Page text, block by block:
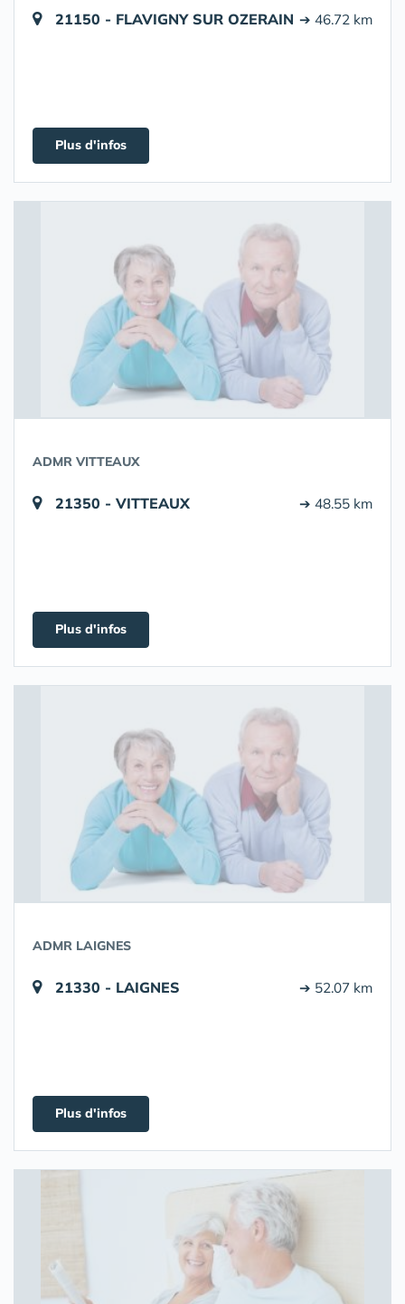
21150 - FLAVIGNY SUR OZERAIN ➔ 46.72 km
Plus d'infos
ADMR VITTEAUX
21350 - VITTEAUX ➔ 48.55 km
Plus d'infos
ADMR LAIGNES
21330 - LAIGNES ➔ 52.07 km
Plus d'infos